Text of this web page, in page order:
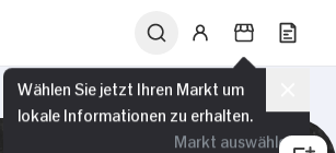
Wählen Sie jetzt Ihren Markt um
lokale Informationen zu erhalten.
Markt auswählen